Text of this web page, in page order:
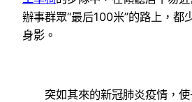
辦事群眾“最后100米”的路上，都
身影。
突如其來的新冠肺炎疫情，使